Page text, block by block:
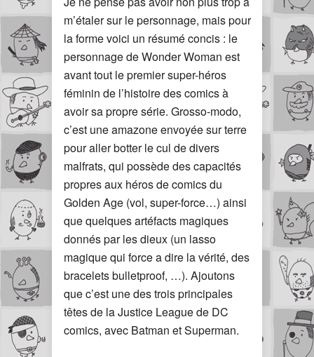
m’étaler sur le personnage, mais pour
la forme voici un résumé concis : le
personnage de Wonder Woman est
avant tout le premier super-héros
féminin de l’histoire des comics à
avoir sa propre série. Grosso-modo,
c’est une amazone envoyée sur terre
pour aller botter le cul de divers
malfrats, qui possède des capacités
propres aux héros de comics du
Golden Age (vol, super-force…) ainsi
que quelques artéfacts magiques
donnés par les dieux (un lasso
magique qui force a dire la vérité, des
bracelets bulletproof, …). Ajoutons
que c’est une des trois principales
têtes de la Justice League de DC
comics, avec Batman et Superman.